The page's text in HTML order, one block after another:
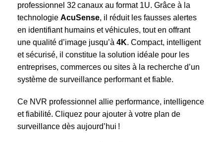
professionnel 32 canaux au format 1U. Grâce à la
technologie AcuSense, il réduit les fausses alertes
en identifiant humains et véhicules, tout en offrant
une qualité d’image jusqu’à 4K. Compact, intelligent
et sécurisé, il constitue la solution idéale pour les
entreprises, commerces ou sites à la recherche d’un
système de surveillance performant et fiable.
Ce NVR professionnel allie performance, intelligence
et fiabilité. Cliquez pour ajouter à votre plan de
surveillance dès aujourd’hui !